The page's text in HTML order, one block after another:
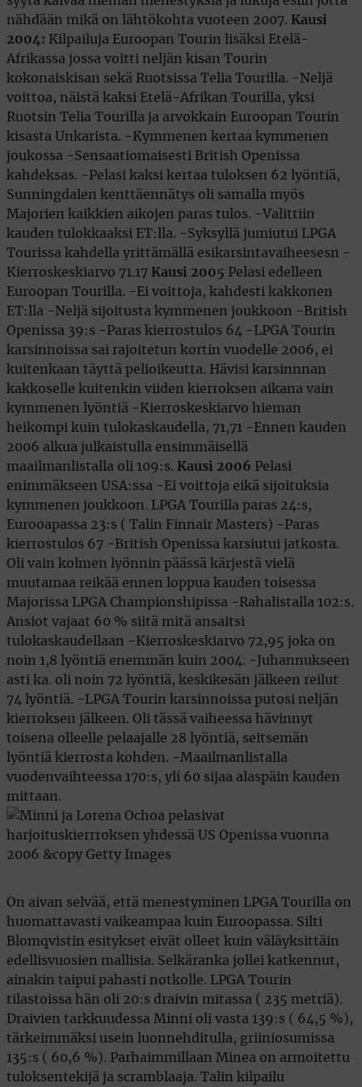
nähdään mikä on lähtökohta vuoteen 2007. Kausi
2004: Kilpailuja Euroopan Tourin lisäksi Etelä-
Afrikassa jossa voitti neljän kisan Tourin
kokonaiskisan sekä Ruotsissa Telia Tourilla. -Neljä
voittoa, näistä kaksi Etelä-Afrikan Tourilla, yksi
Ruotsin Telia Tourilla ja arvokkain Euroopan Tourin
kisasta Unkarista. -Kymmenen kertaa kymmenen
joukossa -Sensaatiomaisesti British Openissa
kahdeksas. -Pelasi kaksi kertaa tuloksen 62 lyöntiä,
Sunningdalen kenttäennätys oli samalla myös
Majorien kaikkien aikojen paras tulos. -Valittiin
kauden tulokkaaksi ET:lla. -Syksyllä jumiutui LPGA
Tourissa kahdella yrittämällä esikarsintavaiheesesn -
Kierroskeskiarvo 71.17 Kausi 2005 Pelasi edelleen
Euroopan Tourilla. -Ei voittoja, kahdesti kakkonen
ET:lla -Neljä sijoitusta kymmenen joukkoon -British
Openissa 39:s -Paras kierrostulos 64 -LPGA Tourin
karsinnoissa sai rajoitetun kortin vuodelle 2006, ei
kuitenkaan täyttä pelioikeutta. Hävisi karsinnnan
kakkoselle kuitenkin viiden kierroksen aikana vain
kymmenen lyöntiä -Kierroskeskiarvo hieman
heikompi kuin tulokaskaudella, 71,71 -Ennen kauden
2006 alkua julkaistulla ensimmäisellä
maailmanlistalla oli 109:s. Kausi 2006 Pelasi
enimmäkseen USA:ssa -Ei voittoja eikä sijoituksia
kymmenen joukkoon. LPGA Tourilla paras 24:s,
Eurooapassa 23:s ( Talin Finnair Masters) -Paras
kierrostulos 67 -British Openissa karsiutui jatkosta.
Oli vain kolmen lyönnin päässä kärjestä vielä
muutamaa reikää ennen loppua kauden toisessa
Majorissa LPGA Championshipissa -Rahalistalla 102:s.
Ansiot vajaat 60 % siitä mitä ansaitsi
tulokaskaudellaan -Kierroskeskiarvo 72,95 joka on
noin 1,8 lyöntiä enemmän kuin 2004. -Juhannukseen
asti ka. oli noin 72 lyöntiä, keskikesän jälkeen reilut
74 lyöntiä. -LPGA Tourin karsinnoissa putosi neljän
kierroksen jälkeen. Oli tässä vaiheessa hävinnyt
toisena olleelle pelaajalle 28 lyöntiä, seitsemän
lyöntiä kierrosta kohden. -Maailmanlistalla
vuodenvaihteessa 170:s, yli 60 sijaa alaspäin kauden
mittaan.
On aivan selvää, että menestyminen LPGA Tourilla on
huomattavasti vaikeampaa kuin Euroopassa. Silti
Blomqvistin esitykset eivät olleet kuin väläyksittäin
edellisvuosien mallisia. Selkäranka jollei katkennut,
ainakin taipui pahasti notkolle. LPGA Tourin
tilastoissa hän oli 20:s draivin mitassa ( 235 metriä).
Draivien tarkkuudessa Minni oli vasta 139:s ( 64,5 %),
tärkeimmäksi usein luonnehditulla, griiniosumissa
135:s ( 60,6 %). Parhaimmillaan Minea on armoitettu
tuloksentekijä ja scramblaaja. Talin kilpailu